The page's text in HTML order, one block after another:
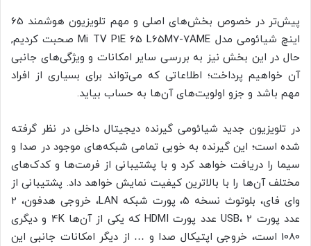
پیش‌تر در خصوص بخش‌های اصلی و مهم تلویزیون هوشمند 65
اینچ شیائومی مدل Mi TV P1E 65 L65M7-7AME صحبت کردیم,
حال در این بخش نیز به بررسی سایر امکانات و ویژگی‌های جانبی
آن خواهیم پرداخت؛ اطلاعاتی که می‌تواند برای بسیاری از افراد
مهم باشد و جزو اولویت‌های آن‌ها به حساب بیاید.
در تلویزیون جدید شیائومی گیرنده دیجیتال داخلی در نظر گرفته
شده است؛ این گیرنده به خوبی تمامی شبکه‌های موجود در صدا و
سیما را دریافت خواهد کرد و با پشتیبانی از فرمت‌ها و کدک‌های
مختلف آن‌ها را با بالاترین کیفیت نمایش خواهد داد. پشتیبانی از
وای فای، بلوتوث نسخه 5، پورت شبکه LAN، خروجی هدفون، 2
عدد پورت USB، 2 عدد پورت HDMI که یکی از آن‌ها 4K و دیگری
1080 است، خروجی اپتیکال صدا و … از دیگر امکانات جانبی این